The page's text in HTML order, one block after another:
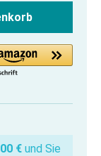
€ und Sie